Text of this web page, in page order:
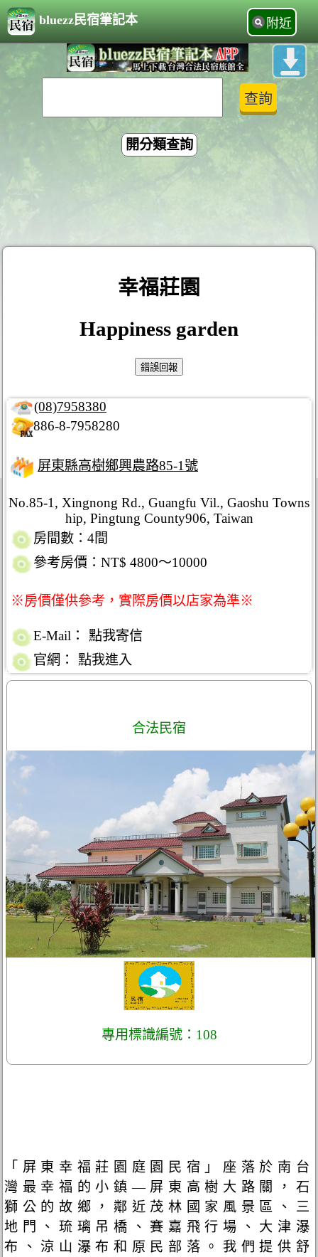
bluezz民宿筆記本 附近
開分類查詢
幸福莊園
Happiness garden
(08)7958380
886-8-7958280
屏東縣高樹鄉興農路85-1號
No.85-1, Xingnong Rd., Guangfu Vil., Gaoshu Towns
hip, Pingtung County906, Taiwan
房間數：4間
參考房價：NT$ 4800～10000
※房價僅供參考，實際房價以店家為準※
E-Mail：
點我寄信
官網：
點我進入
合法民宿
專用標識編號：108
「屏東幸福莊園庭園民宿」座落於南台
灣最幸福的小鎮—屏東高樹大路關，石
獅公的故鄉，鄰近茂林國家風景區、三
地門、琉璃吊橋、賽嘉飛行場、大津瀑
布、涼山瀑布和原民部落。我們提供舒